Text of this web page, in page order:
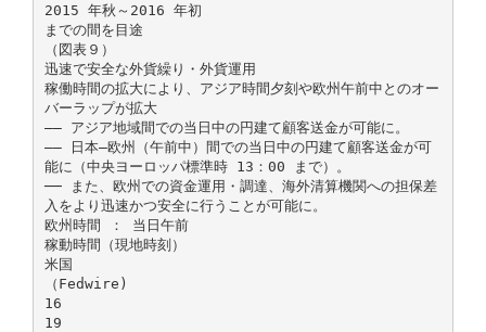
2015 年秋～2016 年初
までの間を目途
（図表９）
迅速で安全な外貨繰り・外貨運用
稼働時間の拡大により、アジア時間夕刻や欧州午前中とのオー
バーラップが拡大
―― アジア地域間での当日中の円建て顧客送金が可能に。
―― 日本―欧州（午前中）間での当日中の円建て顧客送金が可
能に（中央ヨーロッパ標準時 13：00 まで）。
── また、欧州での資金運用・調達、海外清算機関への担保差
入をより迅速かつ安全に行うことが可能に。
欧州時間 ： 当日午前
稼動時間（現地時刻）
米国
（Fedwire)
16
19